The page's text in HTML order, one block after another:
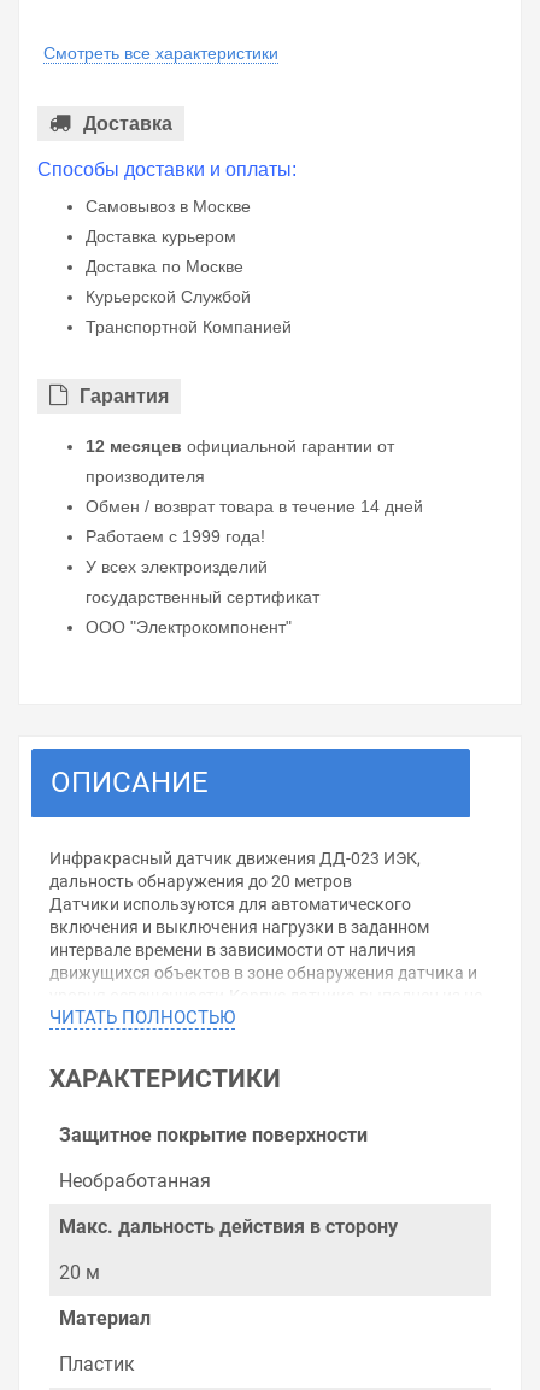
Смотреть все характеристики
Доставка
Способы доставки и оплаты:
Самовывоз в Москве
Доставка курьером
Доставка по Москве
Курьерской Службой
Транспортной Компанией
Гарантия
12 месяцев официальной гарантии от
производителя
Обмен / возврат товара в течение 14 дней
Работаем с 1999 года!
У всех электроизделий
государственный сертификат
ООО "Электрокомпонент"
ОПИСАНИЕ
Инфракрасный датчик движения ДД-023 ИЭК,
дальность обнаружения до 20 метров
Датчики используются для автоматического
включения и выключения нагрузки в заданном
интервале времени в зависимости от наличия
движущихся объектов в зоне обнаружения датчика и
уровня освещенности.Корпус датчика выполнен из не
поддерживающего горения пластика (поликарбонат).
использовано электромеханическое реле.
Характеристики:Максимальная мощность для ламп
Напряжение: 220 В
бесстартерных ламп: 1000 ВА
Угол обнаружения по горизонтали: 360 °
Максимальная дальность обнаружения объекта: 20 м
Габаритные размеры: 102,5x102,5x58,3 мм
Уважаемые покупатели.
ЧИТАТЬ ПОЛНОСТЬЮ
ХАРАКТЕРИСТИКИ
Защитное покрытие поверхности
Необработанная
Макс. дальность действия в сторону
20 м
Материал
Пластик